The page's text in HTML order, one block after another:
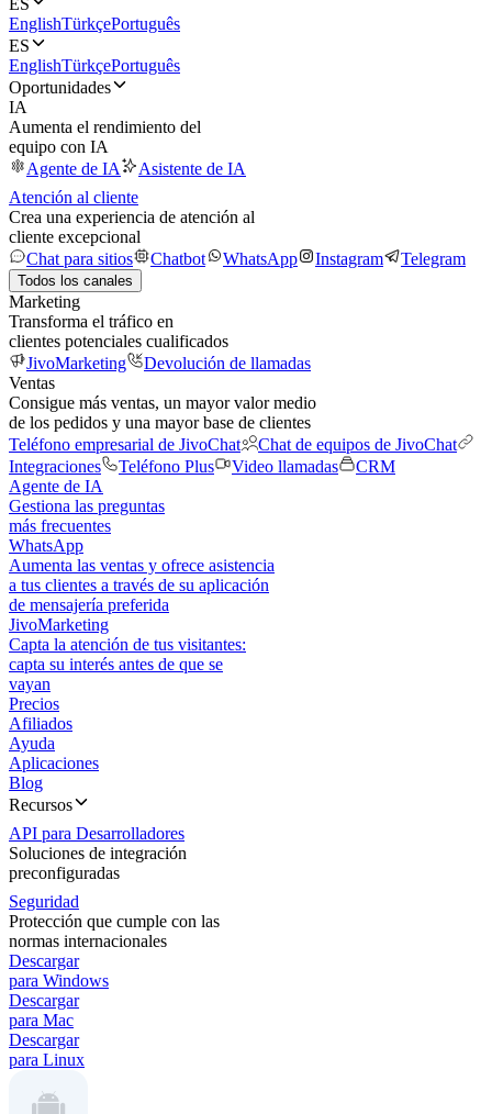
ES
EnglishTürkçePortuguês
ES
EnglishTürkçePortuguês
Oportunidades
IA
Aumenta el rendimiento del
equipo con IA
Agente de IA
Asistente de IA
Atención al cliente
Crea una experiencia de atención al
cliente excepcional
Chat para sitios
Chatbot WhatsApp Instagram Telegram
Todos los canales
Marketing
Transforma el tráfico en
clientes potenciales cualificados
JivoMarketing
Devolución de llamadas
Ventas
Consigue más ventas, un mayor valor medio
de los pedidos y una mayor base de clientes
Teléfono empresarial de JivoChat
Chat de equipos de JivoChat
Integraciones
Teléfono Plus Video llamadas
CRM
Agente de IA
Gestiona las preguntas
más frecuentes
WhatsApp
Aumenta las ventas y ofrece asistencia
a tus clientes a través de su aplicación
de mensajería preferida
JivoMarketing
Capta la atención de tus visitantes:
capta su interés antes de que se
vayan
Precios
Afiliados
Ayuda
Aplicaciones
Blog
Recursos
API para Desarrolladores
Soluciones de integración
preconfiguradas
Seguridad
Protección que cumple con las
normas internacionales
Descargar
para Windows
Descargar
para Mac
Descargar
para Linux